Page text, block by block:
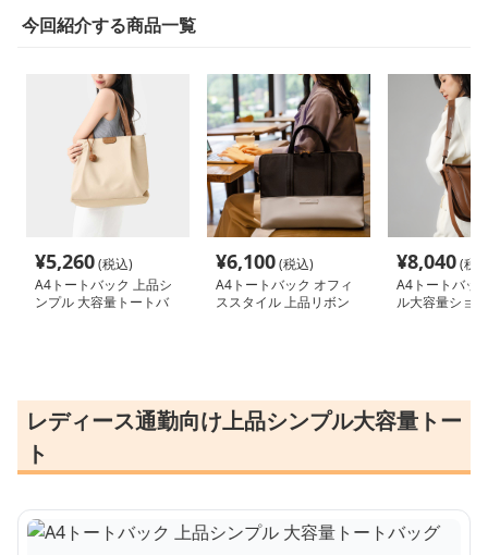
今回紹介する商品一覧
¥5,260(税込)
A4トートバック 上品シ
ンプル 大容量トートバ
¥6,100(税込)
A4トートバック オフィ
ススタイル 上品リボン
¥8,040(税
A4トートバッ
ル大容量ショ
レディース通勤向け上品シンプル大容量トー
ト